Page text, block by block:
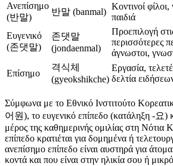
Ανεπίσημο
(반말)
반말 (banmal)
Κοντινοί φίλοι,
παιδιά
Ευγενικό
(존댓말)
존댓말
(jondaenmal)
Προεπιλογή
περισσότερες
άγνωστοι,
Επίσημο
격식체
(gyeokshikche)
Εργασία,
δελτία
Σύμφωνα με το Εθνικό Ινστιτούτο
어원), το ευγενικό επίπεδο (κατάληξη -요)
μέρος της καθημερινής ομιλίας στη Νότια
επίπεδο κρατιέται για δομημένα ή
ανεπίσημο επίπεδο είναι αυστηρά για
κοντά και που είναι στην ηλικία σου ή